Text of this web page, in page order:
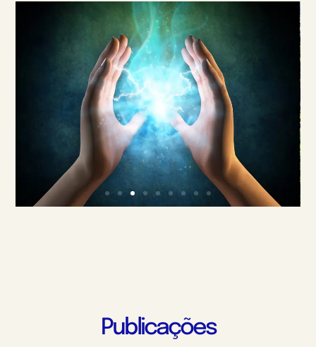
Publicações